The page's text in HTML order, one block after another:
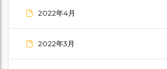
2022年4月
2022年3月